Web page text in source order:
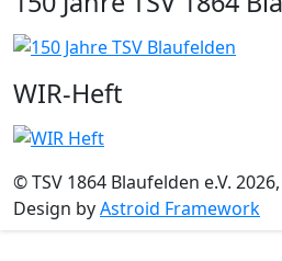
WIR-Heft
© TSV 1864 Blaufelden e.V.
Design byAstroid Framework